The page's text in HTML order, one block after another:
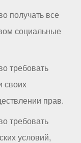
получать все
социальные
требовать
своих
прав.
требовать
условий,